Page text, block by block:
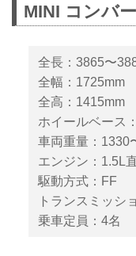
MINI コンバ
全長：3865〜
全幅：1725mm
全高：1415mm
ホイールベース
車両重量：1330
エンジン：1.5L
駆動方式：FF
トランスミッシ
乗車定員：4名